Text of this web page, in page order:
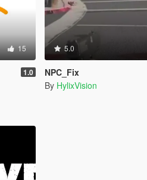
15
1.0
5.0
NPC_Fix
By HylixVision